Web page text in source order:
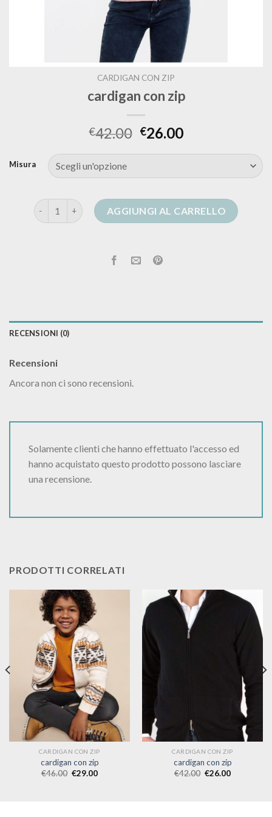
CARDIGAN CON ZIP
cardigan con zip
€42.00 €26.00
Misura
cardigan con zip quantitàAGGIUNGI AL CARRELLO
RECENSIONI (0)
Recensioni
Ancora non ci sono recensioni.
Solamente clienti che hanno effettuato l'accesso ed
hanno acquistato questo prodotto possono lasciare
una recensione.
PRODOTTI CORRELATI
CARDIGAN CON ZIP
cardigan con zip
€46.00 €29.00
CARDIGAN CON ZIP
cardigan con zip
€42.00 €26.00